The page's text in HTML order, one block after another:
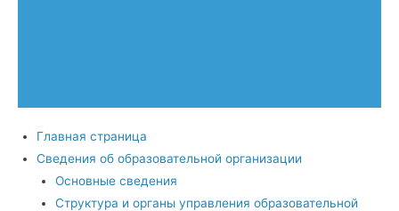
Главная страница
Сведения об образовательной организации
Основные сведения
Структура и органы управления образовательной